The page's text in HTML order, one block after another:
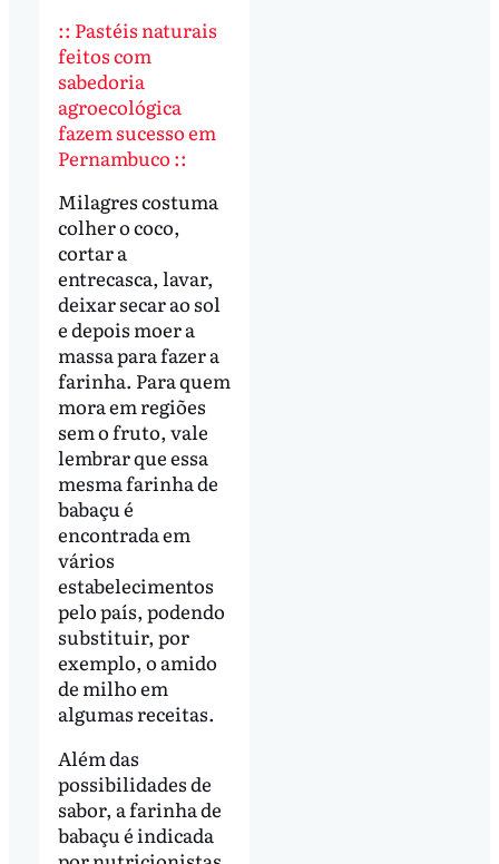
:: Pastéis naturais
feitos com
sabedoria
agroecológica
fazem sucesso em
Pernambuco ::
Milagres costuma
colher o coco,
cortar a
entrecasca, lavar,
deixar secar ao sol
e depois moer a
massa para fazer a
farinha. Para quem
mora em regiões
sem o fruto, vale
lembrar que essa
mesma farinha de
babaçu é
encontrada em
vários
estabelecimentos
pelo país, podendo
substituir, por
exemplo, o amido
de milho em
algumas receitas.
Além das
possibilidades de
sabor, a farinha de
babaçu é indicada